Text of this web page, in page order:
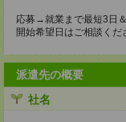
応募→就業まで最短3日
開始希望日はご相談くだ
派遣先の概要
社名